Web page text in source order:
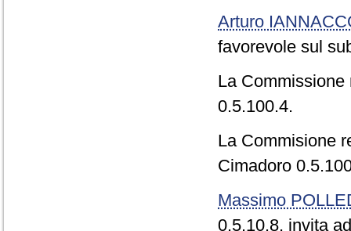
Arturo
favorevole sul
La
0.5.100.4.
La Commisione
Cimadoro
Massimo
0.5.10.8, invita